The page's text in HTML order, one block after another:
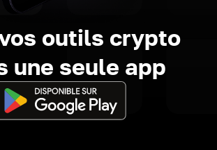
outils crypto
une seule app